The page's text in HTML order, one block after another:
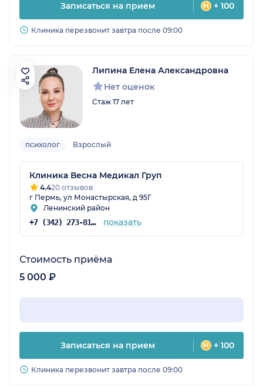
Записаться на прием + 100
Клиника перезвонит завтра после 09:00
Липина Елена Александровна
Нет оценок
Стаж 17 лет
психолог Взрослый
Клиника Весна Медикал Груп
4.420 отзывов
г Пермь, ул Монастырская, д 95Г
Ленинский район
+7 (342) 273-81-48 показать
Стоимость приёма
5 000 ₽
Записаться на прием + 100
Клиника перезвонит завтра после 09:00